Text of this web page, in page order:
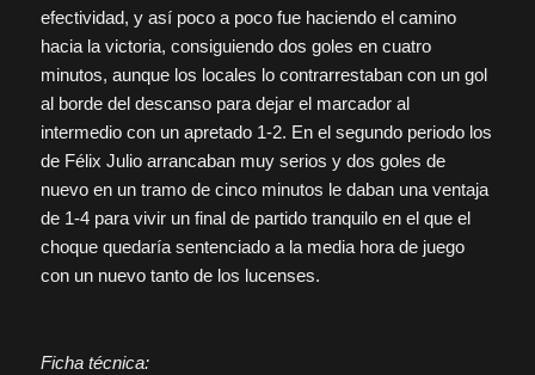
efectividad, y así poco a poco fue haciendo el camino
hacia la victoria, consiguiendo dos goles en cuatro
minutos, aunque los locales lo contrarrestaban con un gol
al borde del descanso para dejar el marcador al
intermedio con un apretado 1-2. En el segundo periodo los
de Félix Julio arrancaban muy serios y dos goles de
nuevo en un tramo de cinco minutos le daban una ventaja
de 1-4 para vivir un final de partido tranquilo en el que el
choque quedaría sentenciado a la media hora de juego
con un nuevo tanto de los lucenses.
Ficha técnica: